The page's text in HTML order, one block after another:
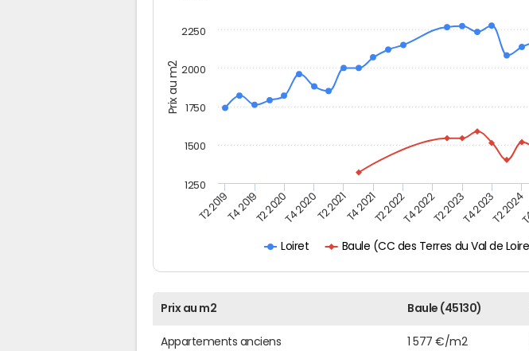
Prix au m2
Loiret Baule (CC des Terres du Val de
T2 2019T4 2019T2 2020T4 2020T2 2021T4 2021T2 2022T4 2022T2 2023T4 2023T2 2024
1250
1500
1750
2000
2250
Prix au m2 Baule (45130)
Appartements anciens 1 577 €/m2